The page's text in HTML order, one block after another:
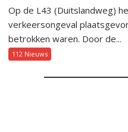
Op de L43 (Duitslandweg)
verkeersongeval
betrokken waren. Door de...
112 Nieuws